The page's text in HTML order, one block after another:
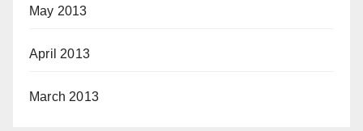
May 2013
April 2013
March 2013